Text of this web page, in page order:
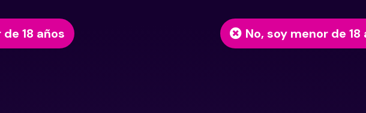
18 años No, soy menor de 18